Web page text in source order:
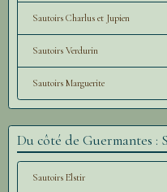
Sautoirs Charlus et Jupien
Sautoirs Verdurin
Sautoirs Marguerite
Du côté de Guermantes :
Sautoirs Elstir